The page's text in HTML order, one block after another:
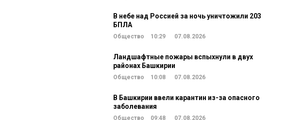
В небе над Россией за ночь уничтожили 203
БПЛА
Общество 10:29 07.08.2026
Ландшафтные пожары вспыхнули в двух
районах Башкирии
Общество 10:08 07.08.2026
В Башкирии ввели карантин из-за опасного
заболевания
Общество 09:48 07.08.2026